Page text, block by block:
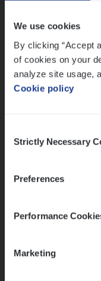
We use cookies
By clicking “Accept
of cookies on your
analyze site usage,
Cookie policy
Selection
Strictly Necessary
Preferences
Performance
Marketing
Lees onze
Meer dan collega’s:
versterken
Thalia zoekt graag
Ons